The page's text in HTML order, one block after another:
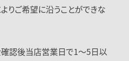
りご希望に沿うことができな
認後当店営業日で1〜5日以